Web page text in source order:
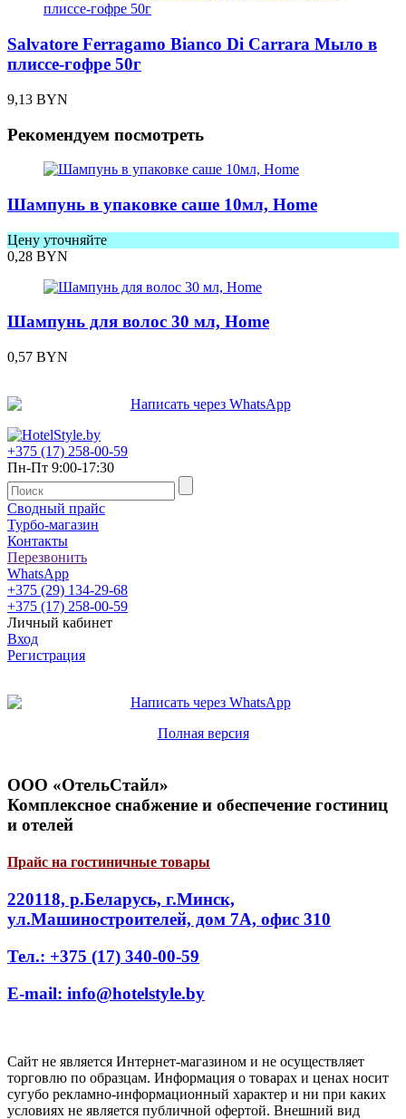
Salvatore Ferragamo Bianco Di Carrara Мыло в
плиссе-гофре 50г
9,13 BYN
Рекомендуем посмотреть
Шампунь в упаковке саше 10мл, Home
Цену уточняйте
0,28 BYN
Шампунь для волос 30 мл, Home
0,57 BYN
+375 (17) 258-00-59
Пн-Пт 9:00-17:30
Сводный прайс
Турбо-магазин
Контакты
Перезвонить
WhatsApp
+375 (29) 134-29-68
+375 (17) 258-00-59
Личный кабинет
Вход
Регистрация
Полная версия
ООО «ОтельСтайл»
Комплексное снабжение и обеспечение гостиниц
и отелей
Прайс на гостиничные товары
220118, р.Беларусь, г.Минск,
ул.Машиностроителей, дом 7А, офис 310
Тел.: +375 (17) 340-00-59
E-mail: info@hotelstyle.by
Сайт не является Интернет-магазином и не осуществляет
торговлю по образцам. Информация о товарах и ценах носит
сугубо рекламно-информационный характер и ни при каких
условиях не является публичной офертой. Внешний вид